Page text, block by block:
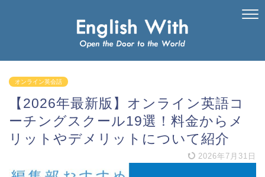
オンライン英会話
【2026年最新版】オンライン英語コ
ーチングスクール19選！料金からメ
リットやデメリットについて紹介
2026年7月31日